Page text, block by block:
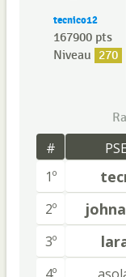
tecnico12
167900 pts
Niveau 270
#
1º
2º
3º